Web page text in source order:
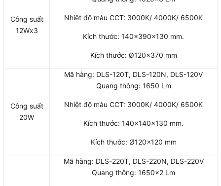
Công suất
12Wx3
Nhiệt độ màu CCT: 3000K/ 4000K/ 6500K
Kích thước: 140x390x130 mm.
Kích thước: Ø120×370 mm
Công suất
20W
Mã hàng: DLS-120T, DLS-120N, DLS-120V
Quang thông: 1650 Lm
Nhiệt độ màu CCT: 3000K/ 4000K/ 6500K
Kích thước: 140x140x130 mm.
Kích thước: Ø120×120 mm
Mã hàng: DLS-220T, DLS-220N, DLS-220V
Quang thông: 1650×2 Lm